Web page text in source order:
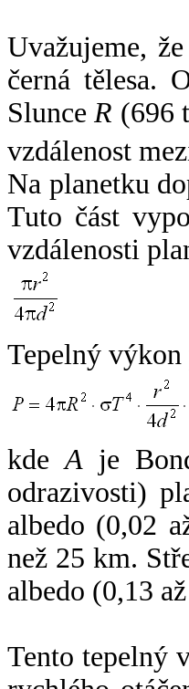
Uvažujeme,
černá tělesa.
SlunceR (696
vzdálenost
Na planetku
Tuto část
vzdálenosti
Tepelný
kdeA je
odrazivosti)
albedo (0,02
než 25 km.
albedo (0,13
Tento tepelný